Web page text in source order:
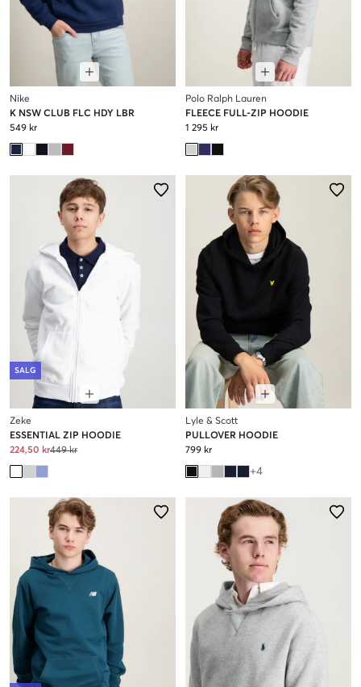
Nike
K NSW CLUB FLC HDY LBR
549 kr
Polo Ralph Lauren
FLEECE FULL-ZIP HOODIE
1 295 kr
SALG
Zeke
ESSENTIAL ZIP HOODIE
224,50 kr449 kr
Lyle & Scott
PULLOVER HOODIE
799 kr
+4